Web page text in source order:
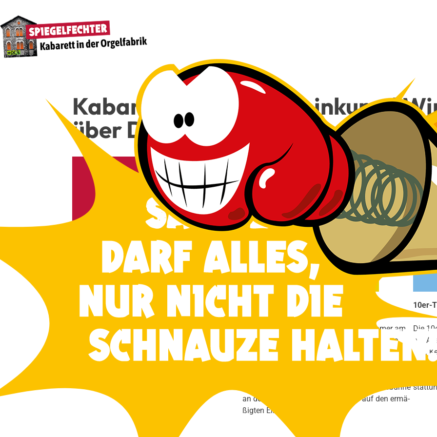
Kaba­rett, Come­dy, Klein­kunst!
über Dei­nen Besuch!
22€
Stan­dard
Ein­tritts­preis
Soviel kos­tet eine Ein­tritts­kar­te für alle Ver­an­stal­
tun­gen im Kaba­rett in der Orgel­fa­brik, sofern dies
nicht anders ange­ge­ben wur­de.
18€
Ermä­ßigt
Ermä­ßi­gun­gen erhal­ten
Schü­ler, Stu­den­ten, Erwerbs­lo­se, Teil­neh­mer am
Frei­wil­li­gen Sozia­les Jahr und Aus­zu­bil­den­de.
Mit­glie­der der Volks­büh­ne erhal­ten gegen Anga­be
sowie bei Vor­la­ge des Aus­wei­ses der Volks­büh­ne
an der Abend­kas­se, 10% Nach­lass auf den ermä­
ßig­ten Ein­tritts­preis.
10er-
Die
pro
lich.
Bei
trag